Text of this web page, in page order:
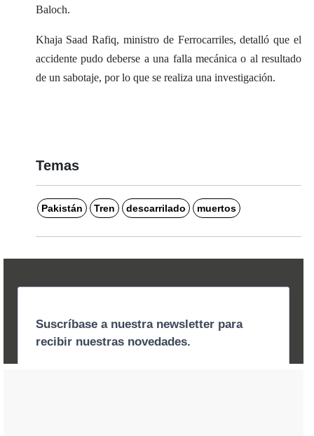
Baloch.
Khaja Saad Rafiq, ministro de Ferrocarriles, detalló que el
accidente pudo deberse a una falla mecánica o al resultado
de un sabotaje, por lo que se realiza una investigación.
Temas
Pakistán Tren descarrilado muertos